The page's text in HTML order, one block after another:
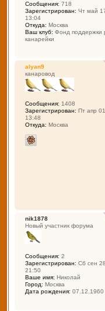
Сообщения: 718
Зарегистрирован: Чт май
13:04
Откуда: Москва
Ваш клуб: Фонд поддержки
канарейки
alyan9
канаровод
Сообщения: 1408
Зарегистрирован: Пт апр
13:48
Откуда: Москва
nik1878
Новый участник форума
Сообщения: 2
Зарегистрирован: Сб сен
21:50
Ваше имя: Николай
Город: Москва
Дата рождения: 07.12.1960